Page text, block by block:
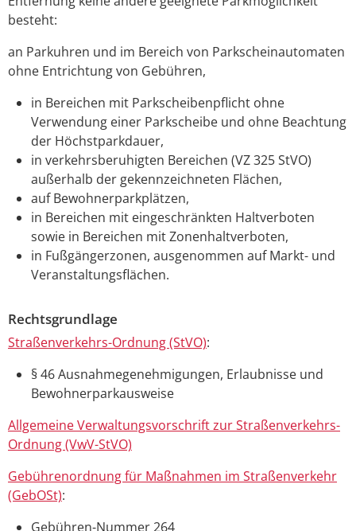
besteht:
an Parkuhren und im Bereich von Parkscheinautomaten
ohne Entrichtung von Gebühren,
in Bereichen mit Parkscheibenpflicht ohne
Verwendung einer Parkscheibe und ohne Beachtung
der Höchstparkdauer,
in verkehrsberuhigten Bereichen (VZ 325 StVO)
außerhalb der gekennzeichneten Flächen,
auf Bewohnerparkplätzen,
in Bereichen mit eingeschränkten Haltverboten
sowie in Bereichen mit Zonenhaltverboten,
in Fußgängerzonen, ausgenommen auf Markt- und
Veranstaltungsflächen.
Rechtsgrundlage
Straßenverkehrs-Ordnung (StVO):
§ 46 Ausnahmegenehmigungen, Erlaubnisse und
Bewohnerparkausweise
Allgemeine Verwaltungsvorschrift zur Straßenverkehrs-
Ordnung (VwV-StVO)
Gebührenordnung für Maßnahmen im Straßenverkehr
(GebOSt):
Gebühren-Nummer 264